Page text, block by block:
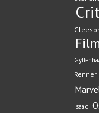
Renner
Isaac